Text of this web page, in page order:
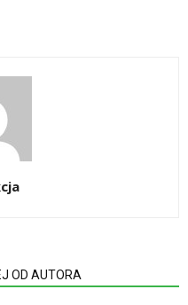
OD AUTORA